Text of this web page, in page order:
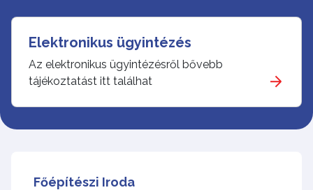
Elektronikus ügyintézés
Az elektronikus ügyintézésről bővebb
tájékoztatást itt találhat
Főépítészi Iroda